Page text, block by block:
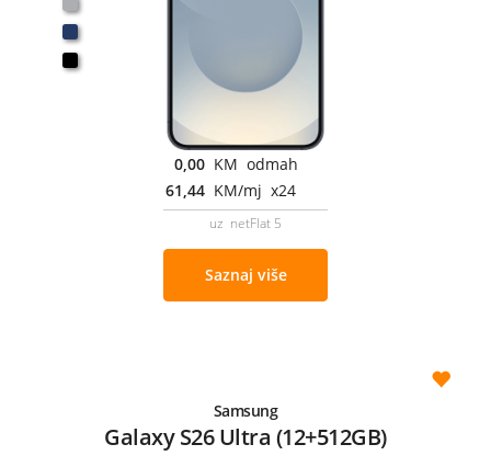
0,00 KM odmah
61,44 KM/mj x24
uz netFlat 5
Saznaj više
Samsung
Galaxy S26 Ultra (12+512GB)